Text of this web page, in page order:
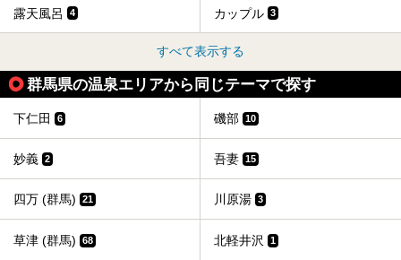
露天風呂 4 カップル 3
すべて表示する
群馬県の温泉エリアから同じテーマで探す
下仁田 6 磯部 10
妙義 2 吾妻 15
四万 (群馬) 21 川原湯 3
草津 (群馬) 68 北軽井沢 1